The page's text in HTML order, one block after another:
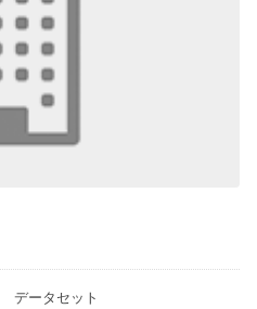
データセット